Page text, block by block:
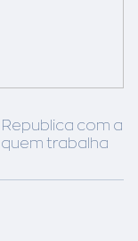
Republica com a
quem trabalha